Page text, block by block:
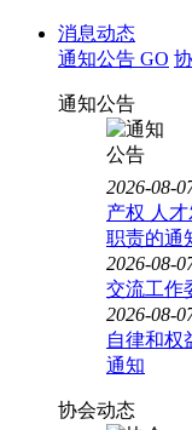
消息动态
通知公告 GO
通知公告
2026-08-
产权 人
职责的通
2026-08-
交流工作
2026-08-
自律和权
通知
协会动态